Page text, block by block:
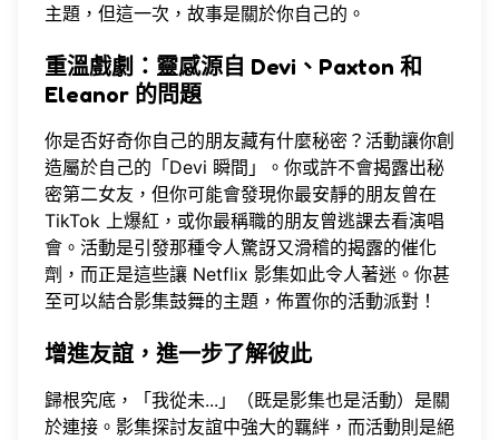
主題，但這一次，故事是關於你自己的。
重溫戲劇：靈感源自 Devi、Paxton 和
Eleanor 的問題
你是否好奇你自己的朋友藏有什麼秘密？活動讓你創
造屬於自己的「Devi 瞬間」。你或許不會揭露出秘
密第二女友，但你可能會發現你最安靜的朋友曾在
TikTok 上爆紅，或你最稱職的朋友曾逃課去看演唱
會。活動是引發那種令人驚訝又滑稽的揭露的催化
劑，而正是這些讓 Netflix 影集如此令人著迷。你甚
至可以結合影集鼓舞的主題，佈置你的活動派對！
增進友誼，進一步了解彼此
歸根究底，「我從未...」（既是影集也是活動）是關
於連接。影集探討友誼中強大的羈絆，而活動則是絕